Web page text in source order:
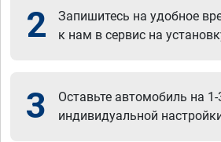
2
Запишитесь на удобное
к нам в сервис на
3
Оставьте автомобиль на
индивидуальной